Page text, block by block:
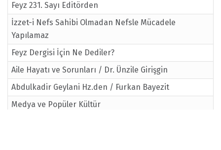
Feyz 231. Sayı Editörden
İzzet-i Nefs Sahibi Olmadan Nefsle Mücadele
Yapılamaz
Feyz Dergisi İçin Ne Dediler?
Aile Hayatı ve Sorunları / Dr. Ünzile Girişgin
Abdulkadir Geylani Hz.den / Furkan Bayezit
Medya ve Popüler Kültür